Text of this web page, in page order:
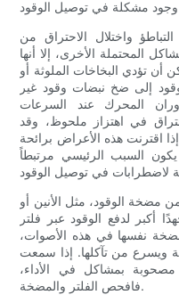
واختلال الاحتراق من
المحتملة الأخرى، إلا أنها
أن تؤدي البخاخات الملوثة أو
إلى ضخ نبضات وقود غير
المحرك عند السرعات
في اهتزاز ملحوظ، وقد
اقترنت هذه الأعراض برائحة
السبب الرئيسي مرتبطاً
مضخة الوقود، مثل الأنين أو
أكبر لدفع الوقود عبر فلتر
نفسها في هذه الأصوات،
ويسرع من تآكلها. إذا سمعت
بمشاكل في الأداء،
فافحص الفلتر والمضخة.